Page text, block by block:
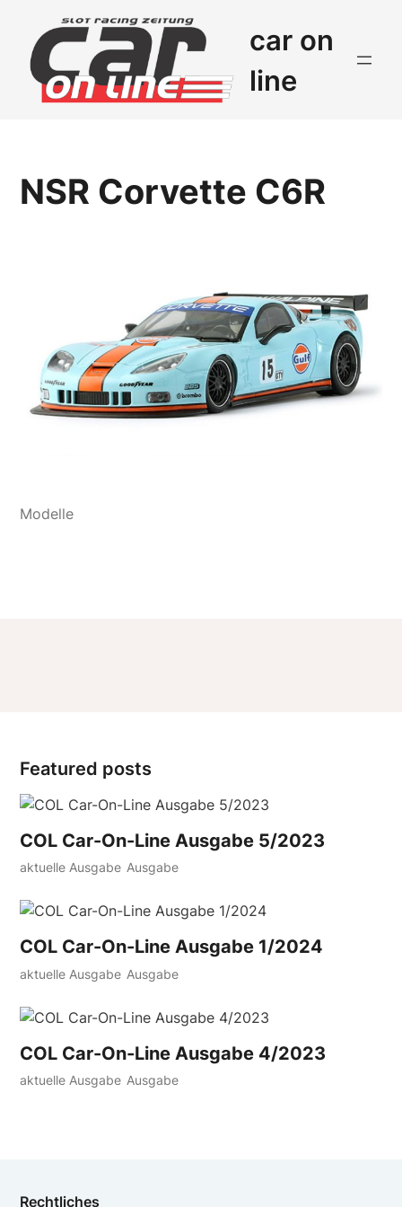
car on
line
NSR Corvette C6R
Featured posts
COL Car-On-Line Ausgabe 5/2023
aktuelle Ausgabe Ausgabe
COL Car-On-Line Ausgabe 1/2024
aktuelle Ausgabe Ausgabe
COL Car-On-Line Ausgabe 4/2023
aktuelle Ausgabe Ausgabe
Rechtliches